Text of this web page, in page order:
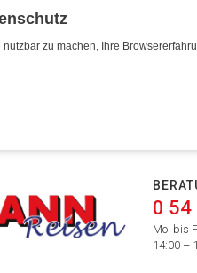
zu machen, Ihre
0 54
Mo. bis
14:00 –